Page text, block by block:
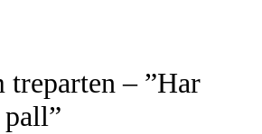
treparten – ”Har